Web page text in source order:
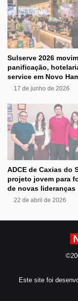
Sulserve 2026
panificação,
service em Novo
17 de junho de 2026
ADCE de Caxias do
projeto jovem para
de novas lideranças
22 de abril de 2026
Este site foi